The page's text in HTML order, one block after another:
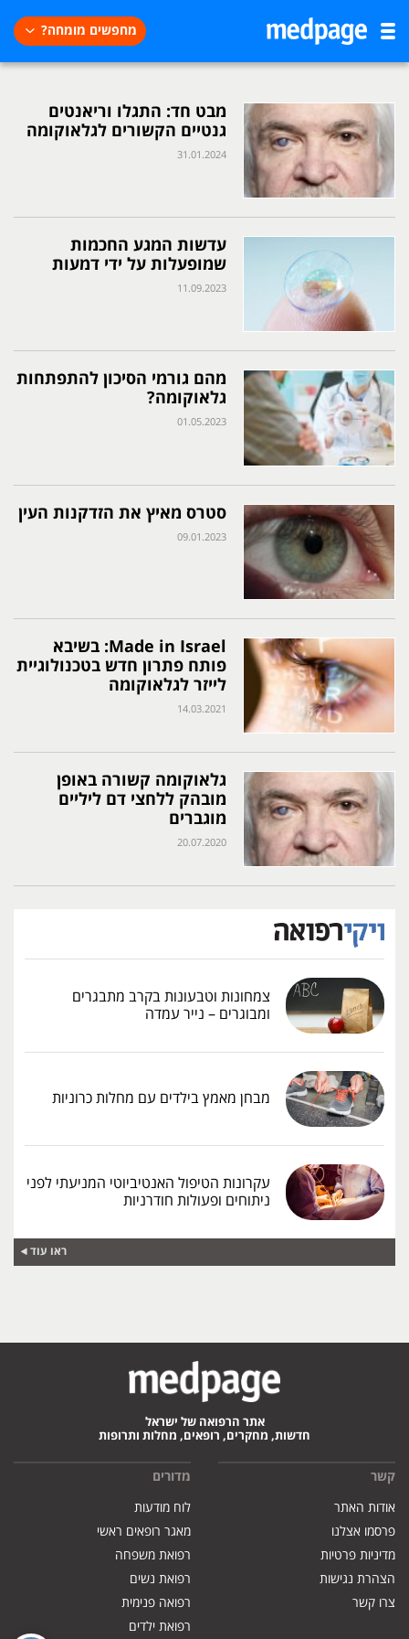
מחפשים מומחה?
מבט חד: התגלו וריאנטים
גנטיים הקשורים לגלאוקומה
31.01.2024
עדשות המגע החכמות
שמופעלות על ידי דמעות
11.09.2023
מהם גורמי הסיכון להתפתחות
גלאוקומה?
01.05.2023
סטרס מאיץ את הזדקנות העין
09.01.2023
Made in Israel: בשיבא
פותח פתרון חדש בטכנולוגיית
לייזר לגלאוקומה
14.03.2021
גלאוקומה קשורה באופן
מובהק ללחצי דם ליליים
מוגברים
20.07.2020
צמחונות וטבעונות בקרב מתבגרים
ומבוגרים – נייר עמדה
מבחן מאמץ בילדים עם מחלות כרוניות
עקרונות הטיפול האנטיביוטי המניעתי לפני
ניתוחים ופעולות חודרניות
ראו עוד
אתר הרפואה של ישראל
חדשות, מחקרים, רופאים, מחלות ותרופות
קשר
אודות האתר
פרסמו אצלנו
מדיניות פרטיות
הצהרת נגישות
צרו קשר
מדורים
לוח מודעות
מאגר רופאים ראשי
רפואת משפחה
רפואת נשים
רפואה פנימית
רפואת ילדים